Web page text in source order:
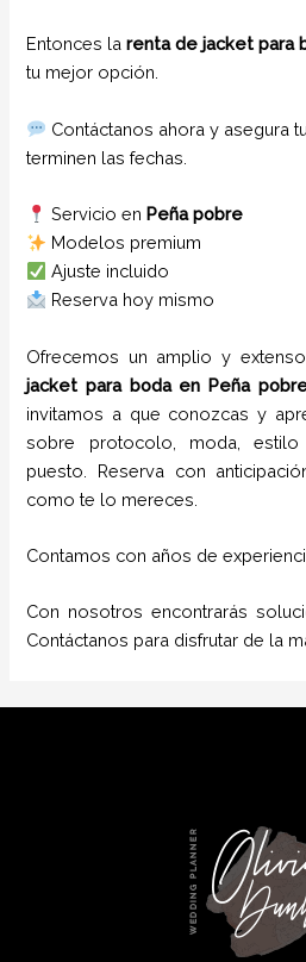
Entonces larenta de jacket para
tu mejor opción.
Contáctanos ahora y asegura
terminen las fechas.
Servicio enPeña pobre
Modelos premium
Ajuste incluido
Reserva hoy mismo
Ofrecemos un amplio y
jacket para bodaenPeña
invitamos a que conozcas y
sobre protocolo, moda,
puesto. Reserva con
como te lo mereces.
Contamos con años de
Con nosotros encontrarás
Contáctanos para disfrutar de la